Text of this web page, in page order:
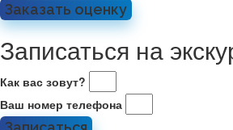
Заказать оценку
Записаться на
Как вас зовут?
Ваш номер телефона